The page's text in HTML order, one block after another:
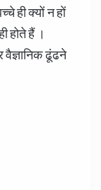
ही क्यों न हों
होते हैं ।
वैज्ञानिक ढूंढने